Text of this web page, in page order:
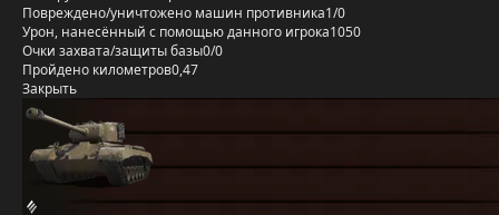
Повреждено/уничтожено машин противника1/0
Урон, нанесённый с помощью данного игрока1050
Очки захвата/защиты базы0/0
Пройдено километров0,47
Закрыть